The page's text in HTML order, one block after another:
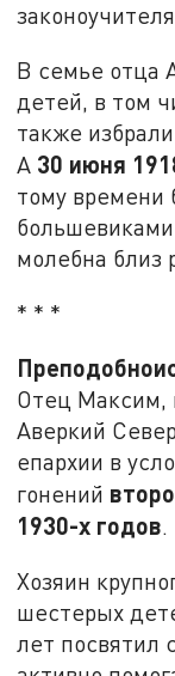
В семье отца
детей, в том
также
А 30 июня
тому времени
молебна близ
* * *
Отец Максим,
Аверкий
епархии в
гонений
1930-х годов.
Хозяин
шестерых
лет посвятил